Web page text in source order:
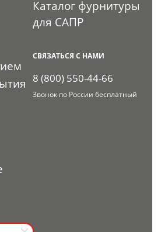
Каталог фурнитуры
для САПР
СВЯЗАТЬСЯ С НАМИ
8 (800) 550-44-66
Звонок по России бесплатный